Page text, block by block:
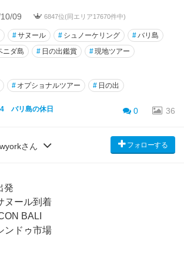
09 6847位(同エリア17670件中)
#サヌール # シュノーケリング #バリ島
ニダ島 # 日の出鑑賞 #現地ツアー
# オプショナルツアー # 日の出
バリ島の休日 0 36
さん フォローする
到着
市場